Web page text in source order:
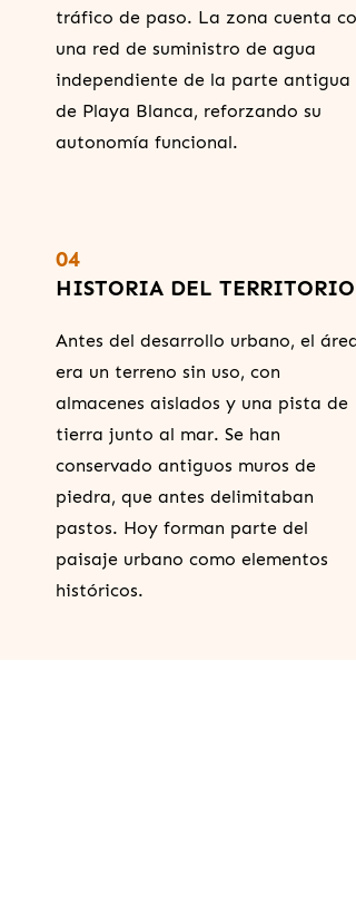
tráfico de paso. La zona cuenta con
una red de suministro de agua
independiente de la parte antigua
de Playa Blanca, reforzando su
autonomía funcional.
04
HISTORIA DEL TERRITORIO
Antes del desarrollo urbano, el área
era un terreno sin uso, con
almacenes aislados y una pista de
tierra junto al mar. Se han
conservado antiguos muros de
piedra, que antes delimitaban
pastos. Hoy forman parte del
paisaje urbano como elementos
históricos.